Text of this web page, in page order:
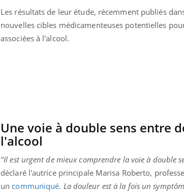
Les résultats de leur étude, récemment publiés
nouvelles cibles médicamenteuses potentielles
associées à l'alcool.
Une voie à double sens entre
l'alcool
"Il est urgent de mieux comprendre la voie à double
déclaré l'autrice principale Marisa Roberto,
un communiqué. La douleur est à la fois un